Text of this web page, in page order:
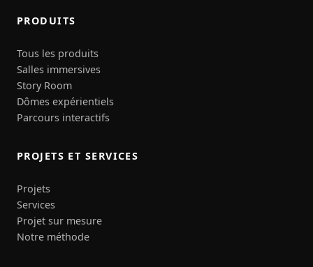
PRODUITS
Tous les produits
Salles immersives
Story Room
Dômes expérientiels
Parcours interactifs
PROJETS ET SERVICES
Projets
Services
Projet sur mesure
Notre méthode